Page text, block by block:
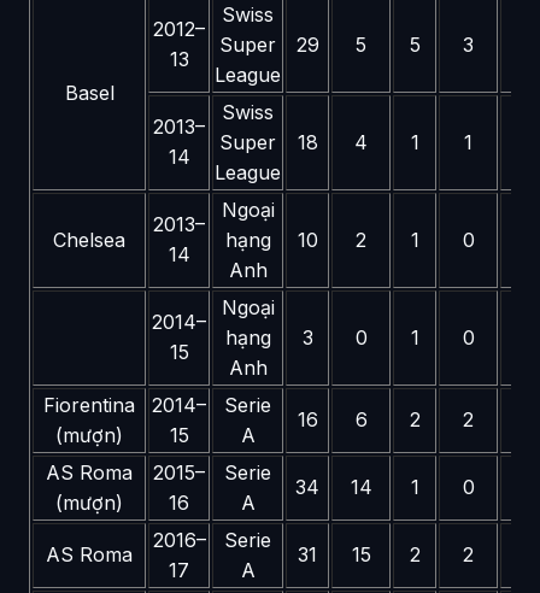
Basel
2012–
13
Swiss
Super
League
29 5 5 3
2013–
14
Swiss
Super
League
18 4 1 1
Chelsea
2013–
14
Ngoại
hạng
Anh
10 2 1 0
2014–
15
Ngoại
hạng
Anh
3 0 1 0
Fiorentina
(mượn)
2014–
15
Serie
A
16 6 2 2
AS Roma
(mượn)
2015–
16
Serie
A
34 14 1 0
AS Roma
2016–
17
Serie
A
31 15 2 2